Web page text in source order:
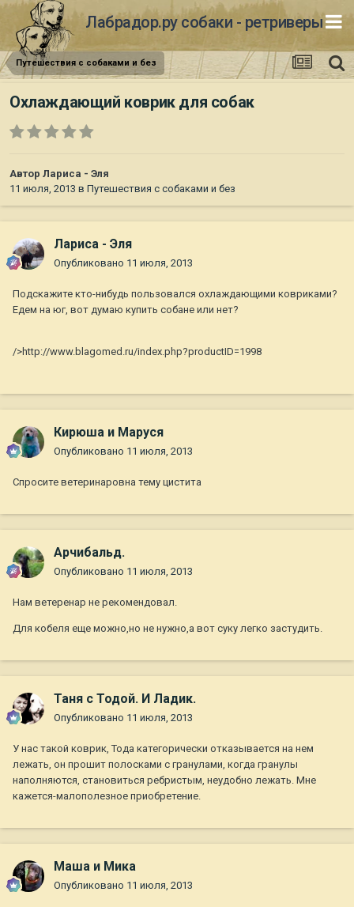
Лабрадор.ру собаки - ретриверы
Путешествия с собаками и без
Охлаждающий коврик для собак
Автор Лариса - Эля
11 июля, 2013 в Путешествия с собаками и без
Лариса - Эля
Опубликовано 11 июля, 2013
Подскажите кто-нибудь пользовался охлаждающими ковриками?
Едем на юг, вот думаю купить собане или нет?
/>http://www.blagomed.ru/index.php?productID=1998
Кирюша и Маруся
Опубликовано 11 июля, 2013
Спросите ветеринаровна тему цистита
Арчибальд.
Опубликовано 11 июля, 2013
Нам ветеренар не рекомендовал.
Для кобеля еще можно,но не нужно,а вот суку легко застудить.
Таня с Тодой. И Ладик.
Опубликовано 11 июля, 2013
У нас такой коврик, Тода категорически отказывается на нем
лежать, он прошит полосками с гранулами, когда гранулы
наполняются, становиться ребристым, неудобно лежать. Мне
кажется-малополезное приобретение.
Маша и Мика
Опубликовано 11 июля, 2013